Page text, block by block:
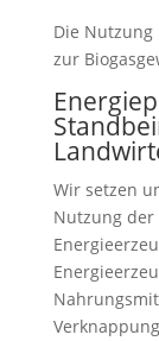
Die
zur
Wir setzen
Nutzung